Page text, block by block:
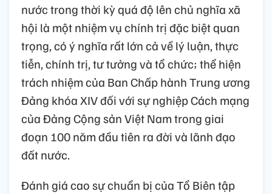
nước trong thời kỳ quá độ lên chủ nghĩa xã
hội là một nhiệm vụ chính trị đặc biệt quan
trọng, có ý nghĩa rất lớn cả về lý luận, thực
tiễn, chính trị, tư tưởng và tổ chức; thể hiện
trách nhiệm của Ban Chấp hành Trung ương
Đảng khóa XIV đối với sự nghiệp Cách mạng
của Đảng Cộng sản Việt Nam trong giai
đoạn 100 năm đầu tiên ra đời và lãnh đạo
đất nước.
Đánh giá cao sự chuẩn bị của Tổ Biên tập